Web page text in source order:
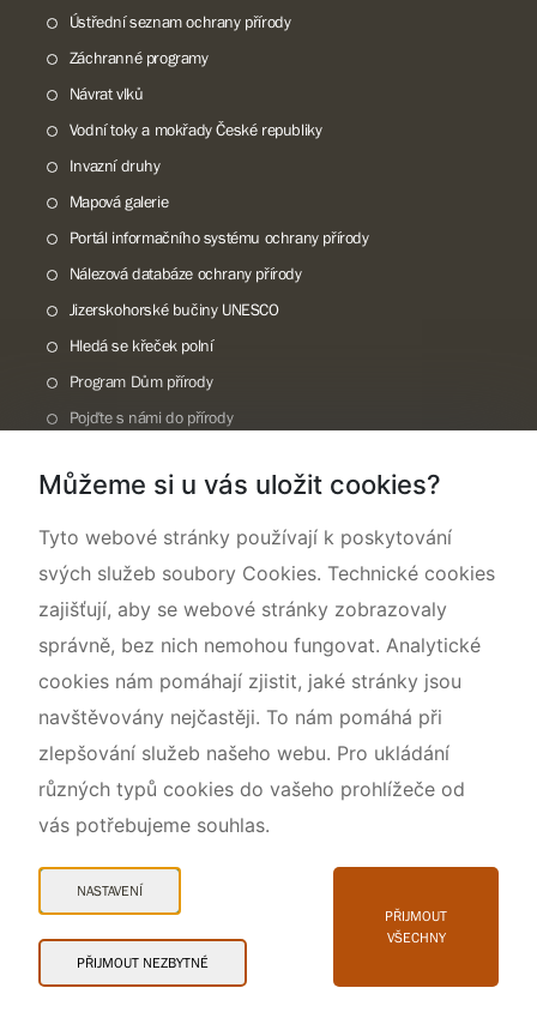
Ústřední seznam ochrany přírody
Záchranné programy
Návrat vlků
Vodní toky a mokřady České republiky
Invazní druhy
Mapová galerie
Portál informačního systému ochrany přírody
Nálezová databáze ochrany přírody
Jizerskohorské bučiny UNESCO
Hledá se křeček polní
Program Dům přírody
Pojďte s námi do přírody
Rok CHKO pod záštitou České komise pro UNESCO
Snadné čtení
© 2026 AOPK ČR
Můžeme si u vás uložit cookies?
Tyto webové stránky používají k poskytování
svých služeb soubory Cookies. Technické cookies
zajišťují, aby se webové stránky zobrazovaly
správně, bez nich nemohou fungovat. Analytické
cookies nám pomáhají zjistit, jaké stránky jsou
navštěvovány nejčastěji. To nám pomáhá při
zlepšování služeb našeho webu. Pro ukládání
různých typů cookies do vašeho prohlížeče od
vás potřebujeme souhlas.
NASTAVENÍ
PŘIJMOUT NEZBYTNÉ
PŘIJMOUT
VŠECHNY